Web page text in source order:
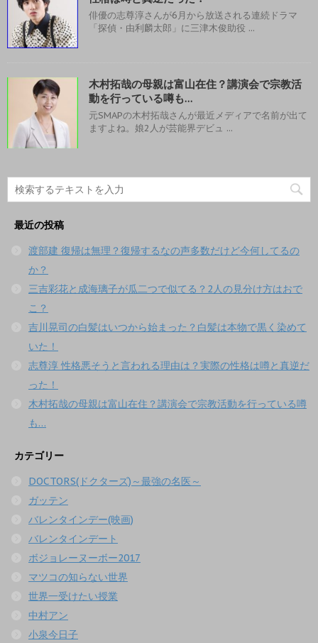
俳優の志尊淳さんが6月から放送される連続ドラマ
「探偵・由利麟太郎」に三津木俊助役 ...
木村拓哉の母親は富山在住？講演会で宗教活
動を行っている噂も…
元SMAPの木村拓哉さんが最近メディアで名前が出て
ますよね。娘2人が芸能界デビュ ...
最近の投稿
渡部建 復帰は無理？復帰するなの声多数だけど今何してるの
か？
三吉彩花と成海璃子が瓜二つで似てる？2人の見分け方はおで
こ？
吉川晃司の白髪はいつから始まった？白髪は本物で黒く染めて
いた！
志尊淳 性格悪そうと言われる理由は？実際の性格は噂と真逆だ
った！
木村拓哉の母親は富山在住？講演会で宗教活動を行っている噂
も…
カテゴリー
DOCTORS(ドクターズ)～最強の名医～
ガッテン
バレンタインデー(映画)
バレンタインデート
ボジョレーヌーボー2017
マツコの知らない世界
世界一受けたい授業
中村アン
小泉今日子